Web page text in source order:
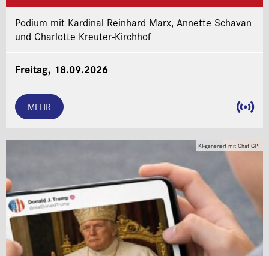
Podium mit Kardinal Reinhard Marx, Annette Schavan
und Charlotte Kreuter-Kirchhof
Freitag, 18.09.2026
MEHR
KI-generiert mit Chat GPT